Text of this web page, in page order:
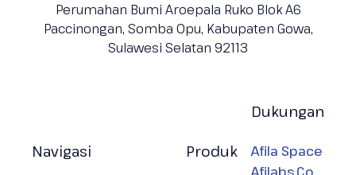
Perumahan Bumi Aroepala Ruko Blok A6
Paccinongan, Somba Opu, Kabupaten Gowa,
Sulawesi Selatan 92113
Navigasi Produk
Dukungan
Afila Space